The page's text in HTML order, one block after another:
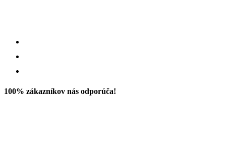
100% zákazníkov nás odporúča!